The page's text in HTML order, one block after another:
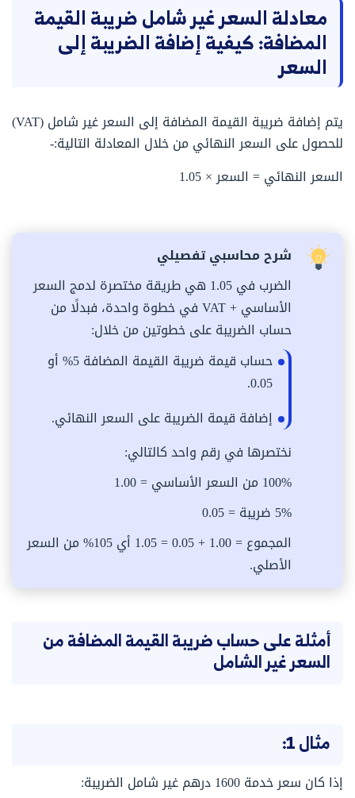
معادلة السعر غير شامل ضريبة القيمة
المضافة: كيفية إضافة الضريبة إلى
السعر
يتم إضافة ضريبة القيمة المضافة إلى السعر غير شامل (VAT)
للحصول على السعر النهائي من خلال المعادلة التالية:-
السعر النهائي = السعر × 1.05
شرح محاسبي تفصيلي
الضرب في 1.05 هي طريقة مختصرة لدمج السعر
الأساسي + VAT في خطوة واحدة، فبدلًا من
حساب الضريبة على خطوتين من خلال:
حساب قيمة ضريبة القيمة المضافة 5% أو
0.05.
إضافة قيمة الضريبة على السعر النهائي.
نختصرها في رقم واحد كالتالي:
100% من السعر الأساسي = 1.00
5% ضريبة = 0.05
المجموع = 1.00 + 0.05 = 1.05 أي 105% من السعر
الأصلي.
أمثلة على حساب ضريبة القيمة المضافة من
السعر غير الشامل
مثال 1:
إذا كان سعر خدمة 1600 درهم غير شامل الضريبة: